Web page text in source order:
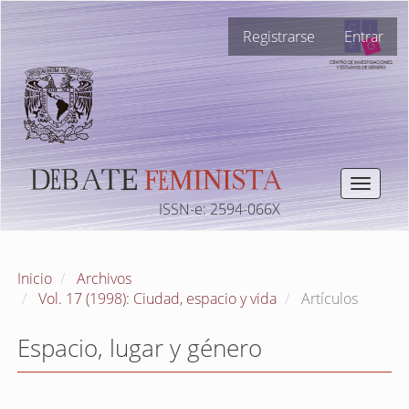
Navegación
principal
Contenido
principal
Barra
lateral
Registrarse Entrar
Toggle
ISSN-e: 2594-066X
Inicio
Archivos
Vol. 17 (1998): Ciudad, espacio y vida
Artículos
Espacio, lugar y género